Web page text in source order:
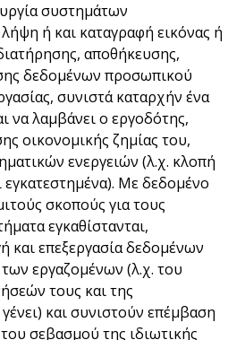
συστημάτων
ή και καταγραφή εικόνας ή
αποθήκευσης,
δεδομένων προσωπικού
συνιστά καταρχήν ένα
να λαμβάνει ο εργοδότης,
οικονομικής ζημίας του,
ενεργειών (λ.χ. κλοπή
εγκατεστημένα). Με δεδομένο
σκοπούς για τους
εγκαθίστανται,
και επεξεργασία δεδομένων
εργαζομένων (λ.χ. του
τους και της
και συνιστούν επέμβαση
σεβασμού της ιδιωτικής